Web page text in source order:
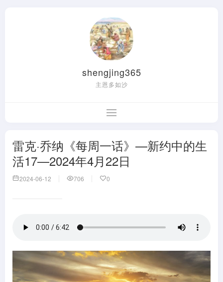
shengjing365
主恩多如沙
雷克·乔纳《每周一话》—新约中的生
活17—2024年4月22日
2024-06-12 706 0